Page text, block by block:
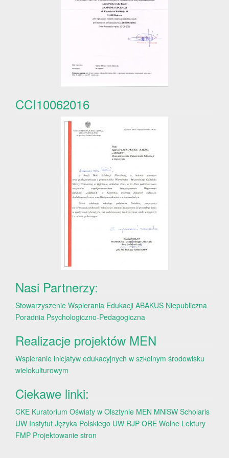
CCI10062016
Nasi Partnerzy:
Stowarzyszenie Wspierania Edukacji ABAKUS Niepubliczna
Poradnia Psychologiczno-Pedagogiczna
Realizacje projektów MEN
Wspieranie inicjatyw edukacyjnych w szkolnym środowisku
wielokulturowym
Ciekawe linki:
CKE Kuratorium Oświaty w Olsztynie MEN MNiSW Scholaris
UW Instytut Języka Polskiego UW RJP ORE Wolne Lektury
FMP Projektowanie stron